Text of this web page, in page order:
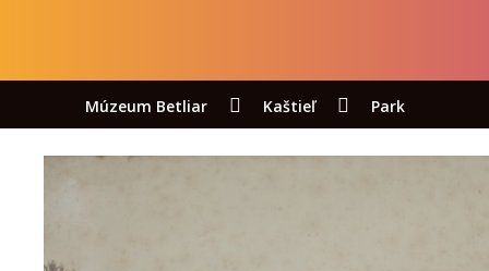
Múzeum Betliar Kaštieľ Park